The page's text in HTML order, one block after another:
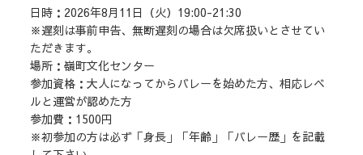
日時：2026年8月11日（火）19:00-21:30
※遅刻は事前申告、無断遅刻の場合は欠席扱いとさせてい
ただきます。
場所：嶺町文化センター
参加資格：大人になってからバレーを始めた方、相応レベ
ルと運営が認めた方
参加費：1500円
※初参加の方は必ず「身長」「年齢」「バレー歴」を記載